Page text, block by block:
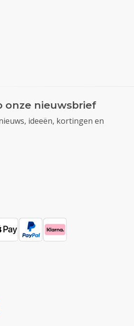
onze nieuwsbrief
ideeën, kortingen en